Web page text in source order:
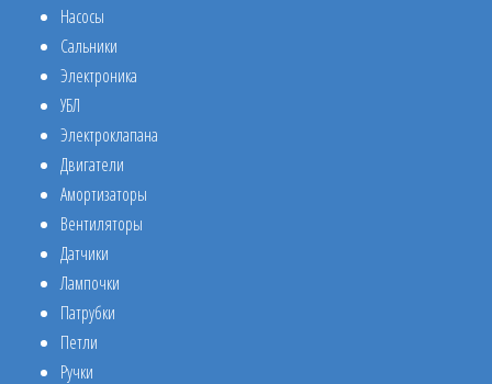
Насосы
Сальники
Электроника
УБЛ
Электроклапана
Двигатели
Амортизаторы
Вентиляторы
Датчики
Лампочки
Патрубки
Петли
Ручки